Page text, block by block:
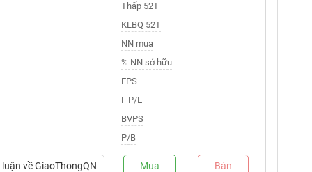
Thấp 52T
KLBQ 52T
NN mua
% NN sở hữu
EPS
F P/E
BVPS
P/B
vềGiaoThongQN Mua Bán